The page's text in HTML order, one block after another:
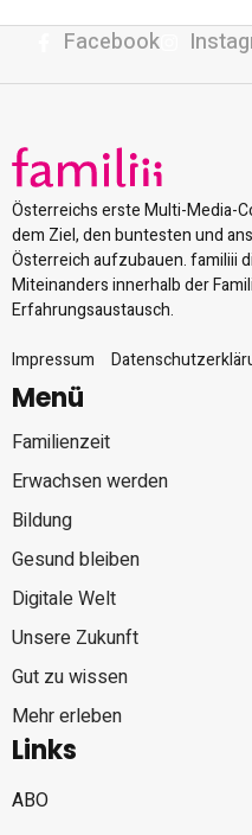
Facebook
Österreichs erste Multi-Media-
dem Ziel, den buntesten und
Österreich aufzubauen. familiii
Miteinanders innerhalb der
Erfahrungsaustausch.
Impressum
Menü
Familienzeit
Erwachsen werden
Bildung
Gesund bleiben
Digitale Welt
Unsere Zukunft
Gut zu wissen
Mehr erleben
Links
ABO